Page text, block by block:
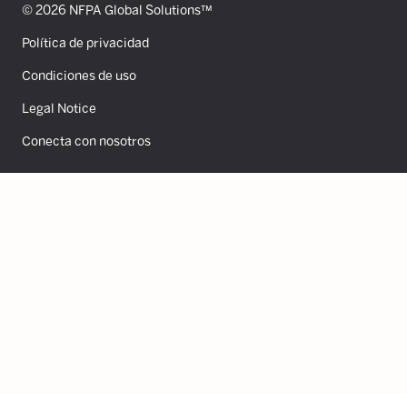
© 2026 NFPA Global Solutions™
Política de privacidad
Condiciones de uso
Legal Notice
Conecta con nosotros